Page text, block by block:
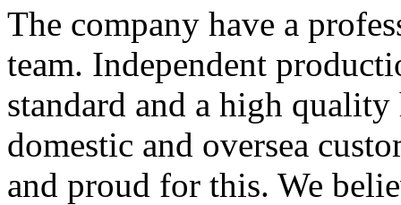
The company have a
team. Independent
standard and a high
domestic and oversea
and proud for this. We